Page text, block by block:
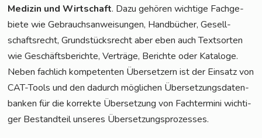
Medi­zin und Wirt­schaft. Dazu gehö­ren wich­ti­ge Fach­ge­
bie­te wie Gebrauchs­an­wei­sun­gen, Hand­bü­cher, Gesell­
schafts­recht, Grund­stücks­recht aber eben auch Text­sor­ten
wie Geschäfts­be­rich­te, Ver­trä­ge, Berich­te oder Kata­lo­ge.
Neben fach­lich kom­pe­ten­ten Über­set­zern ist der Ein­satz von
CAT-Tools und den dadurch mög­li­chen Über­set­zungs­da­ten­
ban­ken für die kor­rek­te Über­set­zung von Fach­ter­mi­ni wich­ti­
ger Bestand­teil unse­res Übersetzungsprozesses.